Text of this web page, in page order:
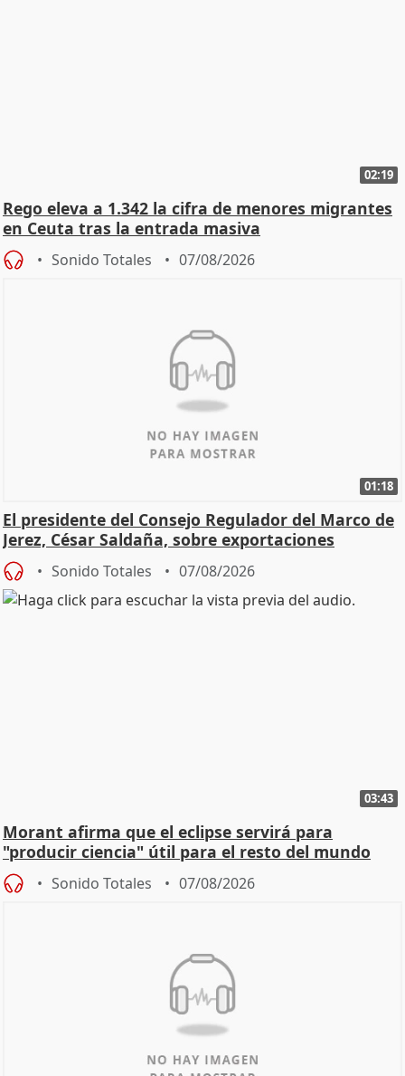
02:19
Rego eleva a 1.342 la cifra de menores migrantes
en Ceuta tras la entrada masiva
Sonido Totales 07/08/2026
01:18
El presidente del Consejo Regulador del Marco de
Jerez, César Saldaña, sobre exportaciones
Sonido Totales 07/08/2026
03:43
Morant afirma que el eclipse servirá para
"producir ciencia" útil para el resto del mundo
Sonido Totales 07/08/2026